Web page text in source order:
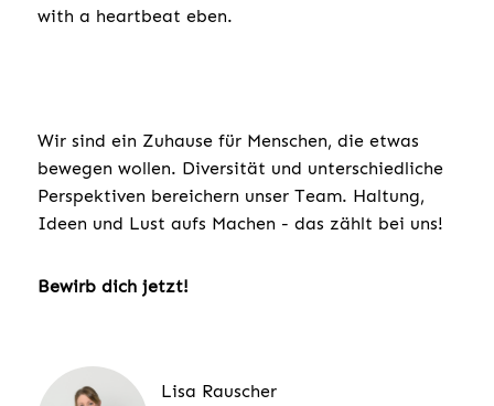
with a heartbeat eben.
Wir sind ein Zuhause für Menschen, die etwas
bewegen wollen. Diversität und unterschiedliche
Perspektiven bereichern unser Team. Haltung,
Ideen und Lust aufs Machen - das zählt bei uns!
Bewirb dich jetzt!
Lisa Rauscher